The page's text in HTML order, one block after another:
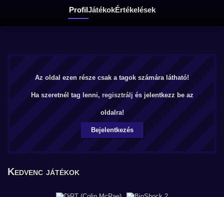
ProfilJátékokÉrtékelések
Az oldal ezen része csak a tagok számára látható!
Ha szeretnél tag lenni, regisztrálj és jelentkezz be az
oldalra!
Bejelentkezés
Kedvenc játékok